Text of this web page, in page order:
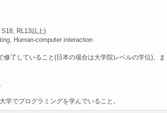
RL13以上)
Human-computer interaction
了していること(日本の場合は大学院レベルの学位)。ま
学でプログラミングを学んでいること。